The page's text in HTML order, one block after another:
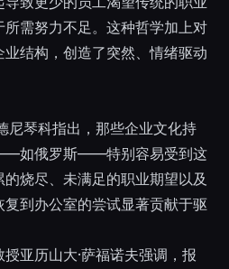
需努力不足。这种哲学加上对
结构，创造了突然、情绪驱动
尼琴科指出，那些企业文化持
如俄罗斯——特别容易受到这
烧尽、未满足的职业期望以及
到办公室的尝试显著贡献于驱
亚历山大·萨福诺夫强调，报